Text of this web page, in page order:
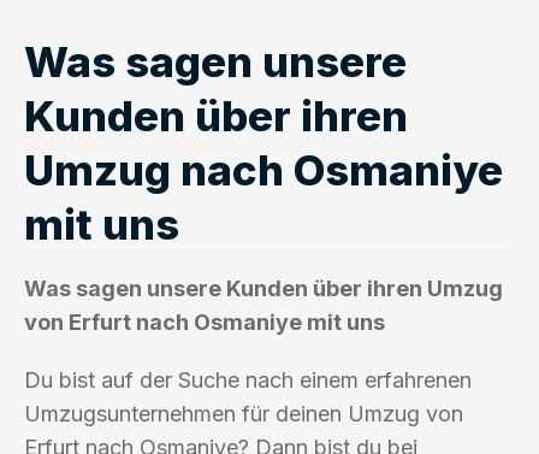
Was sagen unsere
Kunden über ihren
Umzug nach Osmaniye
mit uns
Was sagen unsere Kunden über ihren Umzug
von Erfurt nach Osmaniye mit uns
Du bist auf der Suche nach einem erfahrenen
Umzugsunternehmen für deinen Umzug von
Erfurt nach Osmaniye? Dann bist du bei